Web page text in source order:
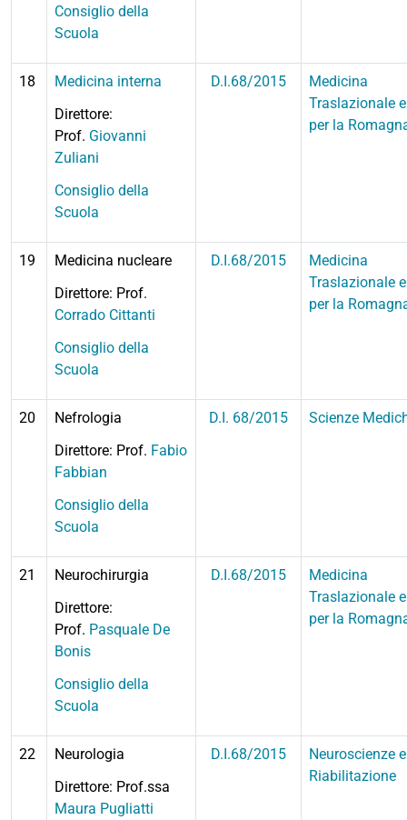
Consiglio della
Scuola
18
Medicina interna
Direttore:
Prof. Giovanni
Zuliani
Consiglio della
Scuola
D.I.68/2015
Medicina
Traslazionale e
per la
19
Medicina nucleare
Direttore: Prof.
Corrado Cittanti
Consiglio della
Scuola
D.I.68/2015
Medicina
Traslazionale e
per la
20
Nefrologia
Direttore: Prof. Fabio
Fabbian
Consiglio della
Scuola
D.I. 68/2015 Scienze
21
Neurochirurgia
Direttore:
Prof. Pasquale De
Bonis
Consiglio della
Scuola
D.I.68/2015
Medicina
Traslazionale e
per la
22
Neurologia
Direttore: Prof.ssa
Maura Pugliatti
D.I.68/2015
Neuroscienze e
Riabilitazione